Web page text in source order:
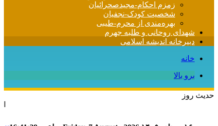
زمزم احکام-مجیدصحرائیان
شخصیت کودک-نجفیان
بهره‌مندی از محرم-طیبی
شهدای روحانی و طلبه جهرم
دبیرخانه اندیشه اسلامی
خانه
برو بالا
حدیث روز